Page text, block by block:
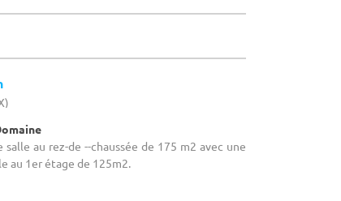
au rez-de --chaussée de 175 m2 avec une
au 1er étage de 125m2.